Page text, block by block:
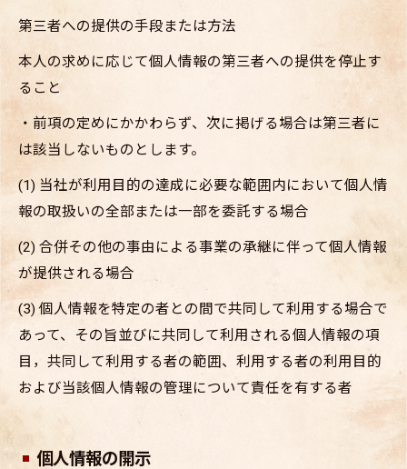
第三者への提供の手段または方法
本人の求めに応じて個人情報の第三者への提供を停止す
ること
・前項の定めにかかわらず、次に掲げる場合は第三者に
は該当しないものとします。
(1) 当社が利用目的の達成に必要な範囲内において個人情
報の取扱いの全部または一部を委託する場合
(2) 合併その他の事由による事業の承継に伴って個人情報
が提供される場合
(3) 個人情報を特定の者との間で共同して利用する場合で
あって、その旨並びに共同して利用される個人情報の項
目，共同して利用する者の範囲、利用する者の利用目的
および当該個人情報の管理について責任を有する者
個人情報の開示